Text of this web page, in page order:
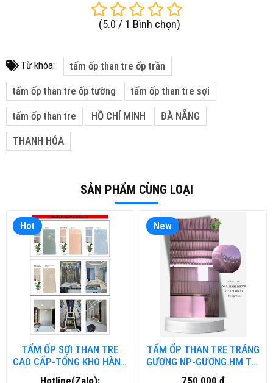
(5.0 / 1 Bình chọn)
Từ khóa: tấm ốp than tre ốp trần
tấm ốp than tre ốp tường tấm ốp than tre sợi
tấm ốp than tre HỒ CHÍ MINH ĐÀ NẴNG
THANH HÓA
SẢN PHẨM CÙNG LOẠI
Hot
TẤM ỐP SỢI THAN TRE
CAO CẤP-TỔNG KHO HÀNG
TẤM ỐP THAN TRE TẠI ĐÀ
Hotline(Zalo):
New
TẤM ỐP THAN TRE TRÁNG
GƯƠNG NP-GƯƠNG.HM TẠI
HỒ CHÍ MINH
750,000 đ